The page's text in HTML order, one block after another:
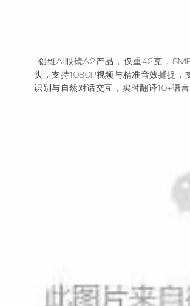
-创维AI眼镜A2产品，仅重42克，
头，支持1080P视频与精准音效捕捉，
识别与自然对话交互，实时翻译10+语言